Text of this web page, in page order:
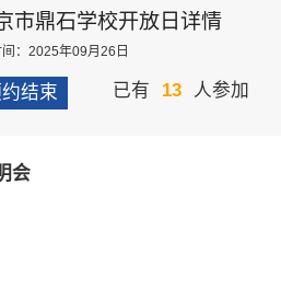
市鼎石学校开放日详情
间：2025年09月26日
已有 13 人参加
结束
会